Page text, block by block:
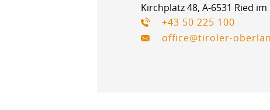
Kirchplatz 48, A-6531 Ried
+43 50 225 100
office@tiroler-